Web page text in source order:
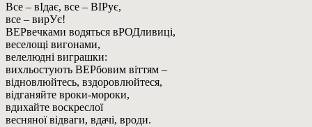
Все – вІдає, все – ВІРує,
все – вирУє!
ВЕРвечками водяться вРОДливиці,
веселощі вигонами,
велелюдні виграшки:
вихльостують ВЕРбовим віттям –
відновлюйтесь, вздоровлюйтеся,
відганяйте вроки-мороки,
вдихайте воскреслої
весняної відваги, вдачі, вроди.